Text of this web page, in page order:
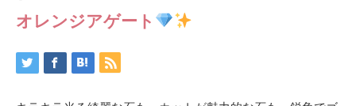
オレンジアゲート